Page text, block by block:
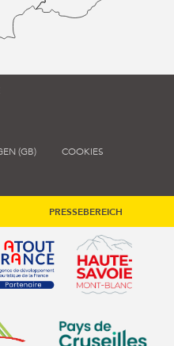
(GB) COOKIES
PRESSEBEREICH
dans une nouvelle fenêtre)
tourisme de France (s'ouvre
Atout France (s'ouvre dans
une nouvelle fenêtre)
de communes du
Communauté de